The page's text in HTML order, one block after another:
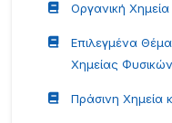
Οργανική Χημεία
Επιλεγμένα
Χημείας
Πράσινη Χημεία